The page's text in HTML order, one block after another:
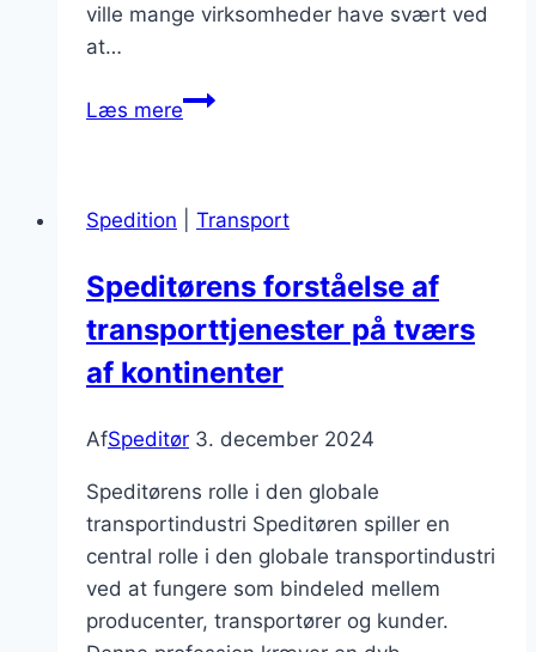
ville mange virksomheder have svært ved
at…
Læs mereSpeditør
rolle
forsyningskæden
Spedition Transport
Speditørens forståelse af
transporttjenester på tværs
af kontinenter
AfSpeditør 3. december 2024
Speditørens rolle i den globale
transportindustri Speditøren spiller en
central rolle i den globale transportindustri
ved at fungere som bindeled mellem
producenter, transportører og kunder.